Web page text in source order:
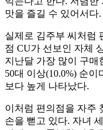
맛을 즐길 수 있어서다.
실제로 김주부 씨처럼
점 CU가 선보인 자체
지난달 가장 많이 구매
50대 이상(10.0%) 순이
보다 높게 나타났다.
이처럼 편의점을 자주
손을 뻗고 있다. 자녀